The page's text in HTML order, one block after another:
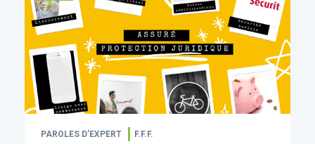
PAROLES D’EXPERT F.F.F.